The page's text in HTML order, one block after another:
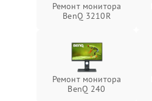
Ремонт монитора
BenQ 3210R
Ремонт монитора
BenQ 240